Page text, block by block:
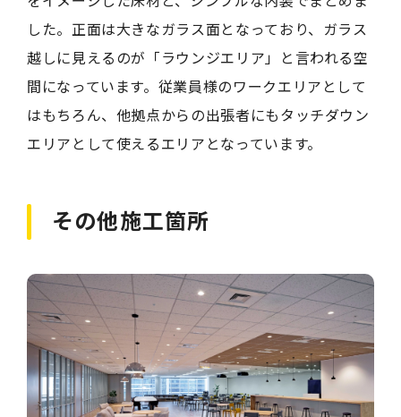
した。正面は大きなガラス面となっており、ガラス
越しに見えるのが「ラウンジエリア」と言われる空
間になっています。従業員様のワークエリアとして
はもちろん、他拠点からの出張者にもタッチダウン
エリアとして使えるエリアとなっています。
その他施工箇所